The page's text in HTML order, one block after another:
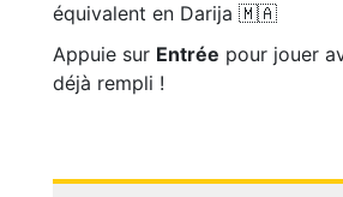
équivalent en Darija 🇲🇦
Appuie sur Entrée pour jouer
déjà rempli !